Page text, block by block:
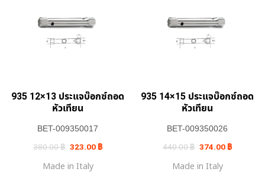
935 12×13 ประแจบ๊อกซ์ถอด
หัวเทียน
BET-009350017
380.00฿ Original
price
380.00 ฿.
323.00 ฿Current
price
Made in Italy
935 14×15 ประแจบ๊อกซ์ถอด
หัวเทียน
BET-009350026
440.00฿ Original
price
440.00 ฿.
374.00 ฿Current
price
Made in Italy